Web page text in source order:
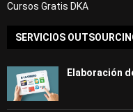
Cursos Gratis DKA
SERVICIOS
Elaboración